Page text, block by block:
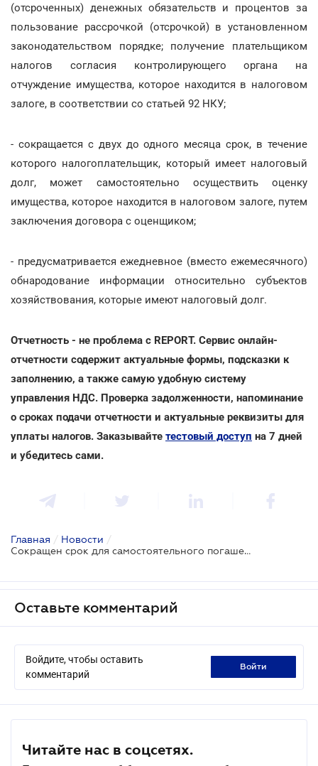
(отсроченных) денежных обязательств и процентов за
пользование рассрочкой (отсрочкой) в установленном
законодательством порядке; получение плательщиком
налогов согласия контролирующего органа на
отчуждение имущества, которое находится в налоговом
залоге, в соответствии со статьей 92 НКУ;
- сокращается с двух до одного месяца срок, в течение
которого налогоплательщик, который имеет налоговый
долг, может самостоятельно осуществить оценку
имущества, которое находится в налоговом залоге, путем
заключения договора с оценщиком;
- предусматривается ежедневное (вместо ежемесячного)
обнародование информации относительно субъектов
хозяйствования, которые имеют налоговый долг.
Отчетность - не проблема с REPORT. Сервис онлайн-
отчетности содержит актуальные формы, подсказки к
заполнению, а также самую удобную систему
управления НДС. Проверка задолженности, напоминание
о сроках подачи отчетности и актуальные реквизиты для
уплаты налогов. Заказывайте тестовый доступ на 7 дней
и убедитесь сами.
Главная / Новости /
Сокращен срок для самостоятельного погашения налогового долга
Оставьте комментарий
Войдите, чтобы оставить
комментарий
войти
Читайте нас в соцсетях.